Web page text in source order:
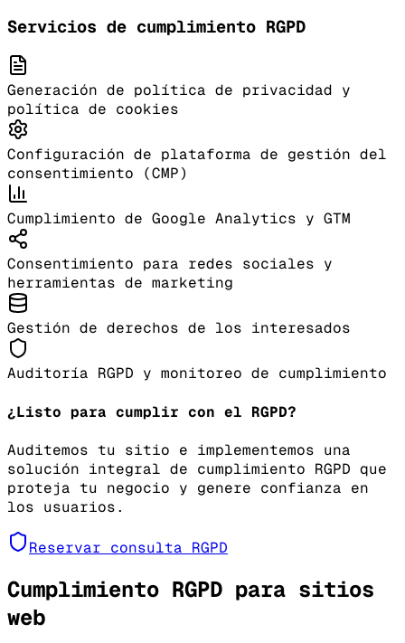
Servicios de cumplimiento RGPD
Generación de política de privacidad y
política de cookies
Configuración de plataforma de gestión del
consentimiento (CMP)
Cumplimiento de Google Analytics y GTM
Consentimiento para redes sociales y
herramientas de marketing
Gestión de derechos de los interesados
Auditoría RGPD y monitoreo de cumplimiento
¿Listo para cumplir con el RGPD?
Auditemos tu sitio e implementemos una
solución integral de cumplimiento RGPD que
proteja tu negocio y genere confianza en
los usuarios.
Reservar consulta RGPD
Cumplimiento RGPD para sitios
web